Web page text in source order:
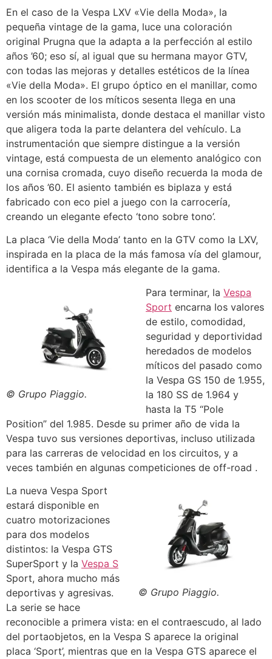
En el caso de la Vespa LXV «Vie della Moda», la
pequeña vintage de la gama, luce una coloración
original Prugna que la adapta a la perfección al estilo
años ’60; eso sí, al igual que su hermana mayor GTV,
con todas las mejoras y detalles estéticos de la línea
«Vie della Moda». El grupo óptico en el manillar, como
en los scooter de los míticos sesenta llega en una
versión más minimalista, donde destaca el manillar visto
que aligera toda la parte delantera del vehículo. La
instrumentación que siempre distingue a la versión
vintage, está compuesta de un elemento analógico con
una cornisa cromada, cuyo diseño recuerda la moda de
los años ’60. El asiento también es biplaza y está
fabricado con eco piel a juego con la carrocería,
creando un elegante efecto ‘tono sobre tono’.
La placa ‘Vie della Moda’ tanto en la GTV como la LXV,
inspirada en la placa de la más famosa vía del glamour,
identifica a la Vespa más elegante de la gama.
© Grupo Piaggio.
Para terminar, la Vespa
Sport encarna los valores
de estilo, comodidad,
seguridad y deportividad
heredados de modelos
míticos del pasado como
la Vespa GS 150 de 1.955,
la 180 SS de 1.964 y
hasta la T5 “Pole
Position” del 1.985. Desde su primer año de vida la
Vespa tuvo sus versiones deportivas, incluso utilizada
para las carreras de velocidad en los circuitos, y a
veces también en algunas competiciones de off-road .
© Grupo Piaggio.
La nueva Vespa Sport
estará disponible en
cuatro motorizaciones
para dos modelos
distintos: la Vespa GTS
SuperSport y la Vespa S
Sport, ahora mucho más
deportivas y agresivas.
La serie se hace
reconocible a primera vista: en el contraescudo, al lado
del portaobjetos, en la Vespa S aparece la original
placa ‘Sport’, mientras que en la Vespa GTS aparece el